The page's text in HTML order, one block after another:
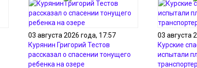
03 августа 2026 года, 17:57
Курянин Григорий Тестов
рассказал о спасении тонущего
ребенка на озере
03 августа
Курские
испытали
транспортер